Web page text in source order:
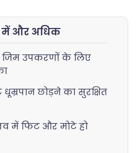
में और अधिक
उपकरणों के लिए
छोड़ने का सुरक्षित
में फिट और मोटे हो